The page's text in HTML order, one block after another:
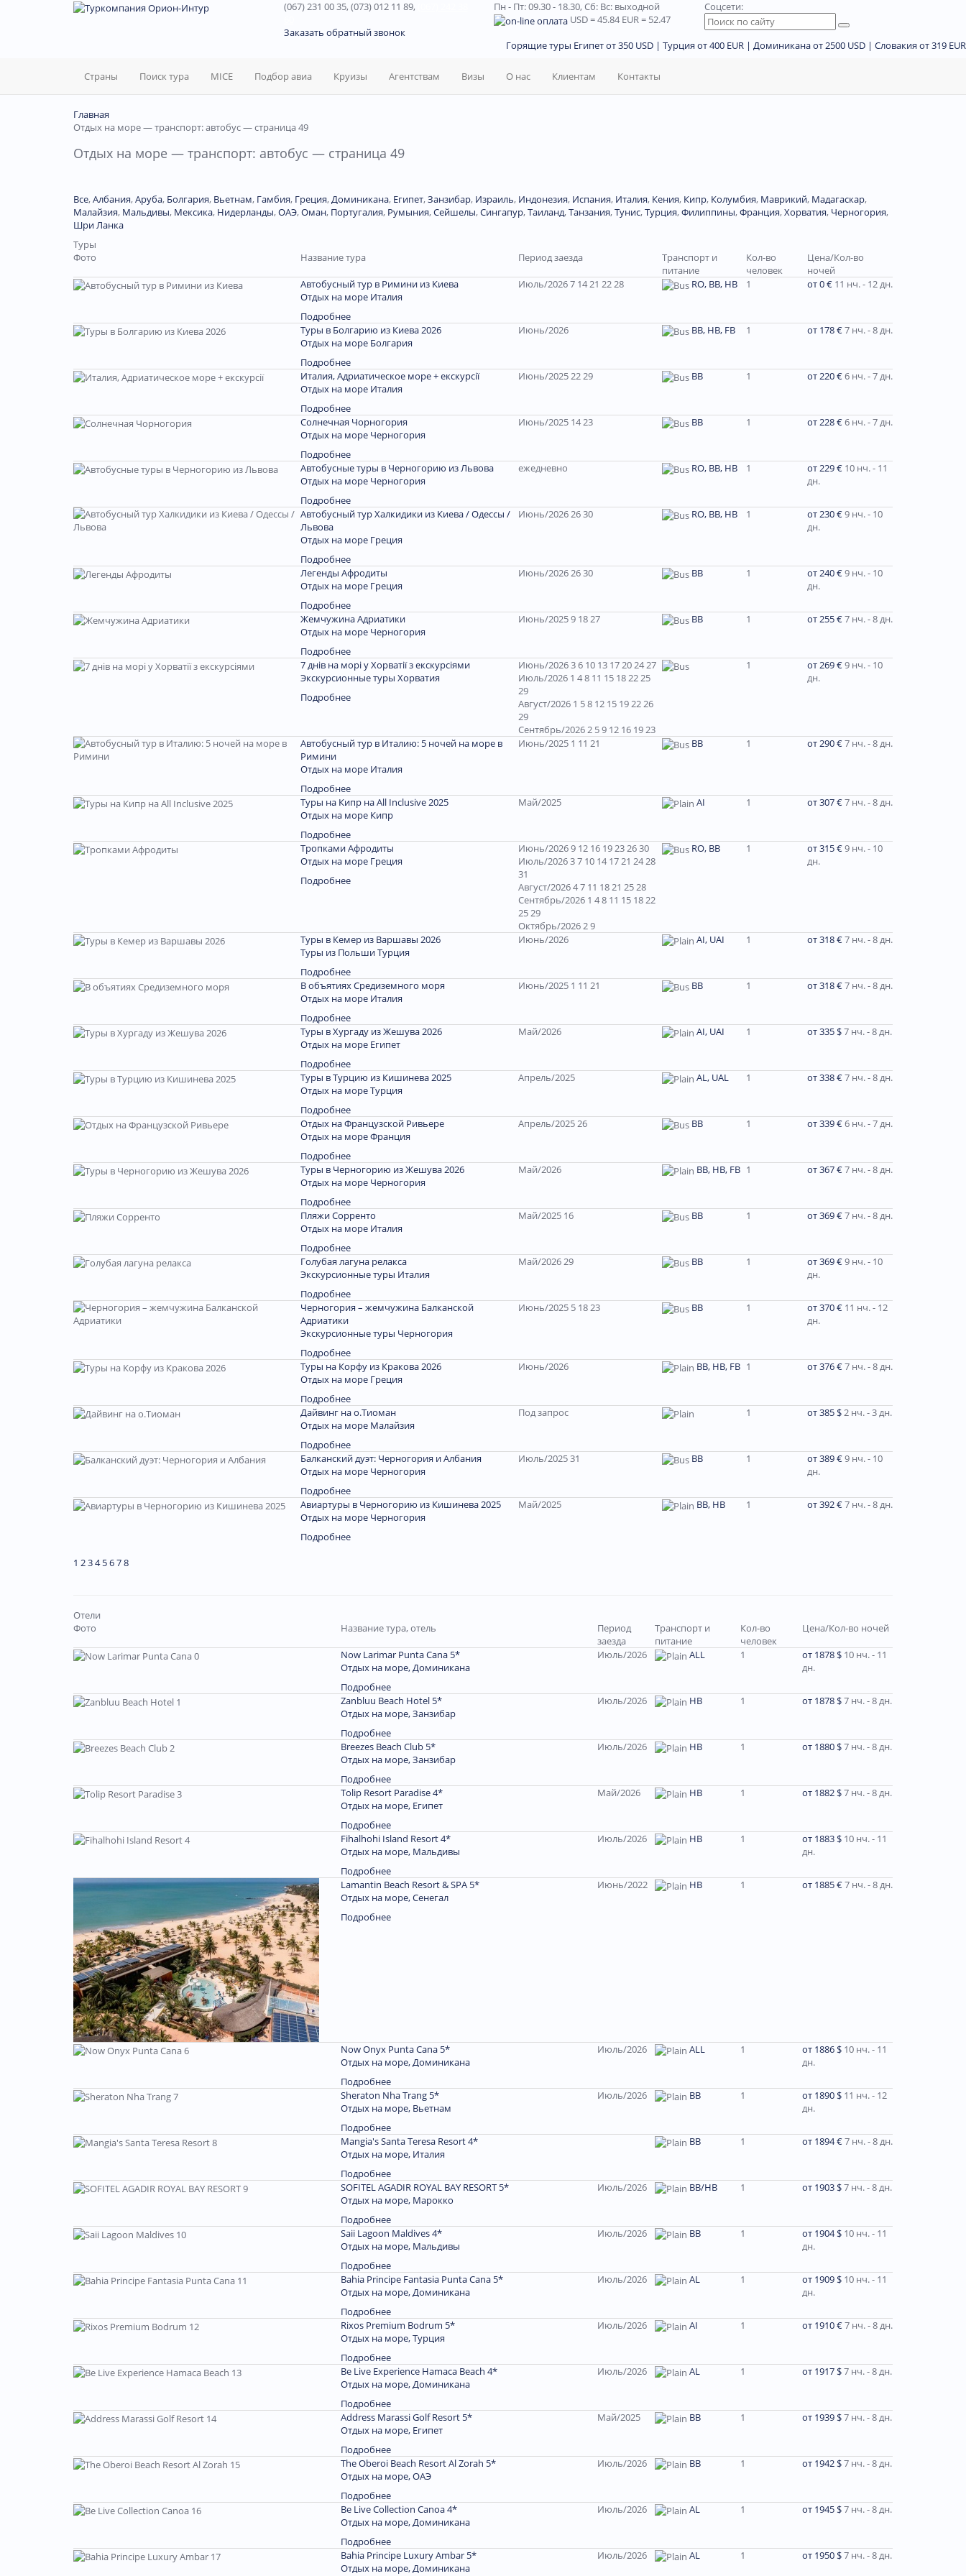
(067) 231 00 35, (073) 012 11 89,
Заказать обратный звонок
Пн - Пт: 09.30 - 18.30,Сб: Вс: выходной
USD= 45.84EUR= 52.47
Соцсети:
Горящие туры Египет от 350 USD | Турция от 400 EUR | Доминикана от 2500 USD | Словакия от 319 EUR
Страны Поиск тура MICE Подбор авиа Круизы Агентствам Визы О нас Клиентам Контакты
Главная
Отдых на море — транспорт: автобус — страница 49
Отдых на море — транспорт: автобус — страница 49
Все,Албания,Аруба, Болгария, Вьетнам, Гамбия, Греция,Доминиканa, Египет,Занзибар, Израиль, Индонезия, Испания, Италия, Кения, Кипр, Колумбия, Маврикий, Мадагаскар,
Малайзия, Мальдивы, Мексика, Нидерланды,ОАЭ,Оман, Португалия, Румыния,Сейшелы,Сингапур,Таиланд,Танзания,Тунис,Турция,Филиппины,Франция,Хорватия, Черногория,
Шри Ланка
Туры
Фото
Название тура Период заезда
Транспорт и
питание
Кол-во
человек
Цена/Кол-во
ночей
Автобусный тур в Римини из Киева
Отдых на море Италия
Подробнее
Июль/2026 7 14 21 22 28 RO, BB, HB 1 от 0 € 11 нч. - 12 дн.
Туры в Болгарию из Киева 2026
Отдых на море Болгария
Подробнее
Июнь/2026 BB, HB, FB 1 от 178 €7 нч. - 8 дн.
Италия, Адриатическое море + екскурсії
Отдых на море Италия
Подробнее
Июнь/2025 22 29 BB 1 от 220 €6 нч. - 7 дн.
Солнечная Чорногория
Отдых на море Черногория
Подробнее
Июнь/2025 14 23 BB 1 от 228 €6 нч. - 7 дн.
Автобусные туры в Черногорию из Львова
Отдых на море Черногория
Подробнее
ежедневно RO, BB, HB 1 от 229 € 10 нч. - 11
дн.
Автобусный тур Халкидики из Киева / Одессы /
Львова
Отдых на море Греция
Подробнее
Июнь/2026 26 30 RO, BB, HB 1 от 230 €9 нч. - 10
дн.
Легенды Афродиты
Отдых на море Греция
Подробнее
Июнь/2026 26 30 ВВ 1 от 240 €9 нч. - 10
дн.
Жемчужина Адриатики
Отдых на море Черногория
Подробнее
Июнь/2025 9 18 27 BB 1 от 255 €7 нч. - 8 дн.
7 днів на морі у Хорватії з екскурсіями
Экскурсионные туры Хорватия
Подробнее
Июнь/2026 3 6 10 13 17 20 24 27
Июль/2026 1 4 8 11 15 18 22 25
29
Август/2026 1 5 8 12 15 19 22 26
29
Сентябрь/2026 2 5 9 12 16 19 23
1 от 269 €9 нч. - 10
дн.
Автобусный тур в Италию: 5 ночей на море в
Римини
Отдых на море Италия
Подробнее
Июнь/2025 1 11 21 ВВ 1 от 290 €7 нч. - 8 дн.
Туры на Кипр на All Inclusive 2025
Отдых на море Кипр
Подробнее
Май/2025 AI 1 от 307 €7 нч. - 8 дн.
Тропками Афродиты
Отдых на море Греция
Подробнее
Июнь/2026 9 12 16 19 23 26 30
Июль/2026 3 7 10 14 17 21 24 28
31
Август/2026 4 7 11 18 21 25 28
Сентябрь/2026 1 4 8 11 15 18 22
25 29
Октябрь/2026 2 9
RO, BB 1 от 315 €9 нч. - 10
дн.
Туры в Кемер из Варшавы 2026
Туры из Польши Турция
Подробнее
Июнь/2026 AI, UAI 1 от 318 €7 нч. - 8 дн.
В объятиях Средиземного моря
Отдых на море Италия
Подробнее
Июнь/2025 1 11 21 BB 1 от 318 €7 нч. - 8 дн.
Туры в Хургаду из Жешува 2026
Отдых на море Египет
Подробнее
Май/2026 AI, UAI 1 от 335 $7 нч. - 8 дн.
Туры в Турцию из Кишинева 2025
Отдых на море Турция
Подробнее
Апрель/2025 AL, UAL 1 от 338 €7 нч. - 8 дн.
Отдых на Французской Ривьере
Отдых на море Франция
Подробнее
Апрель/2025 26 BB 1 от 339 €6 нч. - 7 дн.
Туры в Черногорию из Жешува 2026
Отдых на море Черногория
Подробнее
Май/2026 BB, HB, FB 1 от 367 €7 нч. - 8 дн.
Пляжи Сорренто
Отдых на море Италия
Подробнее
Май/2025 16 BB 1 от 369 €7 нч. - 8 дн.
Голубая лагуна релакса
Экскурсионные туры Италия
Подробнее
Май/2026 29 BB 1 от 369 €9 нч. - 10
дн.
Черногория – жемчужина Балканской
Адриатики
Экскурсионные туры Черногория
Подробнее
Июнь/2025 5 18 23 BB 1 от 370 € 11 нч. - 12
дн.
Туры на Корфу из Кракова 2026
Отдых на море Греция
Подробнее
Июнь/2026 BB, HB, FB 1 от 376 €7 нч. - 8 дн.
Дайвинг на о.Тиоман
Отдых на море Малайзия
Подробнее
Под запрос 1 от 385 $2 нч. - 3 дн.
Балканский дуэт: Черногория и Албания
Отдых на море Черногория
Подробнее
Июль/2025 31 ВВ 1 от 389 €9 нч. - 10
дн.
Авиартуры в Черногорию из Кишинева 2025
Отдых на море Черногория
Подробнее
Май/2025 ВВ, НВ 1 от 392 €7 нч. - 8 дн.
1 234 5678
Отели
Фото
Название тура, отель
Период
заезда
Транспорт и
питание
Кол-во
человек
Цена/Кол-во ночей
Now Larimar Punta Cana 5*
Отдых на море, Доминиканa
Подробнее
Июль/2026 ALL 1 от 1878 $ 10 нч. - 11
дн.
Zanbluu Beach Hotel 5*
Отдых на море, Занзибар
Подробнее
Июль/2026 HВ 1 от 1878 $7 нч. - 8 дн.
Breezes Beach Club 5*
Отдых на море, Занзибар
Подробнее
Июль/2026 HB 1 от 1880 $7 нч. - 8 дн.
Tolip Resort Paradise 4*
Отдых на море, Египет
Подробнее
Май/2026 HB 1 от 1882 $7 нч. - 8 дн.
Fihalhohi Island Resort 4*
Отдых на море, Мальдивы
Подробнее
Июль/2026 HB 1 от 1883 $ 10 нч. - 11
дн.
Lamantin Beach Resort & SPA 5*
Отдых на море, Сенегал
Подробнее
Июнь/2022 HB 1 от 1885 €7 нч. - 8 дн.
Now Onyx Punta Cana 5*
Отдых на море, Доминиканa
Подробнее
Июль/2026 ALL 1 от 1886 $ 10 нч. - 11
дн.
Sheraton Nha Trang 5*
Отдых на море, Вьетнам
Подробнее
Июль/2026 ВВ 1 от 1890 $ 11 нч. - 12
дн.
Mangia's Santa Teresa Resort 4*
Отдых на море, Италия
Подробнее
BB 1 от 1894 €7 нч. - 8 дн.
SOFITEL AGADIR ROYAL BAY RESORT 5*
Отдых на море, Марокко
Подробнее
Июль/2026 BB/HB 1 от 1903 $7 нч. - 8 дн.
Saii Lagoon Maldives 4*
Отдых на море, Мальдивы
Подробнее
Июль/2026 ВВ 1 от 1904 $ 10 нч. - 11
дн.
Bahia Principe Fantasia Punta Cana 5*
Отдых на море, Доминиканa
Подробнее
Июль/2026 AL 1 от 1909 $ 10 нч. - 11
дн.
Rixos Premium Bodrum 5*
Отдых на море, Турция
Подробнее
Июль/2026 AI 1 от 1910 €7 нч. - 8 дн.
Be Live Experience Hamaca Beach 4*
Отдых на море, Доминиканa
Подробнее
Июль/2026 AL 1 от 1917 $7 нч. - 8 дн.
Address Marassi Golf Resort 5*
Отдых на море, Египет
Подробнее
Май/2025 ВВ 1 от 1939 $7 нч. - 8 дн.
The Oberoi Beach Resort Al Zorah 5*
Отдых на море, ОАЭ
Подробнее
Июль/2026 ВВ 1 от 1942 $7 нч. - 8 дн.
Be Live Collection Canoa 4*
Отдых на море, Доминиканa
Подробнее
Июль/2026 AL 1 от 1945 $7 нч. - 8 дн.
Bahia Principe Luxury Ambar 5*
Отдых на море, Доминиканa
Июль/2026 AL 1 от 1950 $7 нч. - 8 дн.